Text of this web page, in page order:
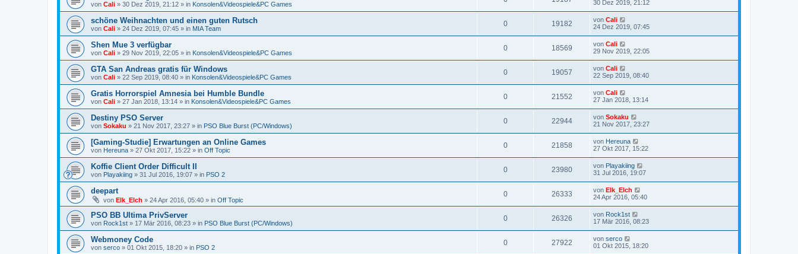
von Cali » 30 Dez 2019, 21:12 » in Konsolen&Videospiele&PC Games
30 Dez 2019, 21:12
schöne Weihnachten und einen guten Rutsch
von Cali » 24 Dez 2019, 07:45 » in MIA Team
0 19182 von Cali
24 Dez 2019, 07:45
Shen Mue 3 verfügbar
von Cali » 29 Nov 2019, 22:05 » in Konsolen&Videospiele&PC Games
0 18569 von Cali
29 Nov 2019, 22:05
GTA San Andreas gratis für Windows
von Cali » 22 Sep 2019, 08:40 » in Konsolen&Videospiele&PC Games
0 19057 von Cali
22 Sep 2019, 08:40
Gratis Horrorspiel Amnesia bei Humble Bundle
von Cali » 27 Jan 2018, 13:14 » in Konsolen&Videospiele&PC Games
0 21552 von Cali
27 Jan 2018, 13:14
Destiny PSO Server
von Sokaku » 21 Nov 2017, 23:27 » in PSO Blue Burst (PC/Windows)
0 22944 von Sokaku
21 Nov 2017, 23:27
[Gaming-Studie] Erwartungen an Online Games
von Hereuna » 27 Okt 2017, 15:22 » in Off Topic
0 21858 von Hereuna
27 Okt 2017, 15:22
Koffie Client Order Difficult II
von Playakiing » 31 Jul 2016, 19:07 » in PSO 2
0 23980 von Playakiing
31 Jul 2016, 19:07
deepart
von Elk_Elch » 24 Apr 2016, 05:40 » in Off Topic
0 26333 von Elk_Elch
24 Apr 2016, 05:40
PSO BB Ultima PrivServer
von Rock1st » 17 Mär 2016, 08:23 » in PSO Blue Burst (PC/Windows)
0 26326 von Rock1st
17 Mär 2016, 08:23
Webmoney Code
von serco » 01 Okt 2015, 18:20 » in PSO 2
0 27922 von serco
01 Okt 2015, 18:20